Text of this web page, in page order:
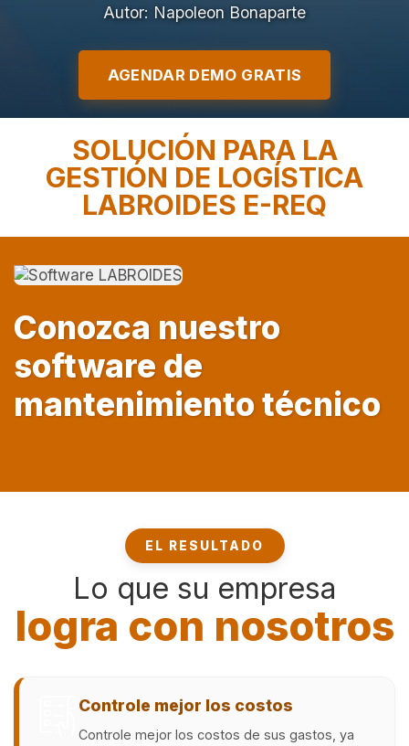
Autor: Napoleon Bonaparte
AGENDAR DEMO GRATIS
SOLUCIÓN PARA LA
GESTIÓN DE LOGÍSTICA
LABROIDES E-REQ
Conozca nuestro
software de
mantenimiento técnico
EL RESULTADO
Lo que su empresa
logra con nosotros
Controle mejor los costos
Controle mejor los costos de sus gastos, ya